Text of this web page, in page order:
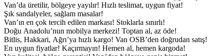
Van’da üretilir, bölgeye yayılır! Hızlı teslimat, uygun fiyat!
Şık sandalyeler, sağlam masalar!
Van’ın en çok tercih edilen markası! Stoklarla sınırlı!
Doğu Anadolu’nun mobilya merkezi! Toptan al, az öde!
Bitlis, Hakkari, Ağrı’ya hızlı kargo! Van OSB’den doğrudan satış!
En uygun fiyatlar! Kaçırmayın! Hemen al, hemen kargoda!